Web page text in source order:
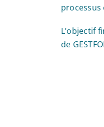
L’objectif
de